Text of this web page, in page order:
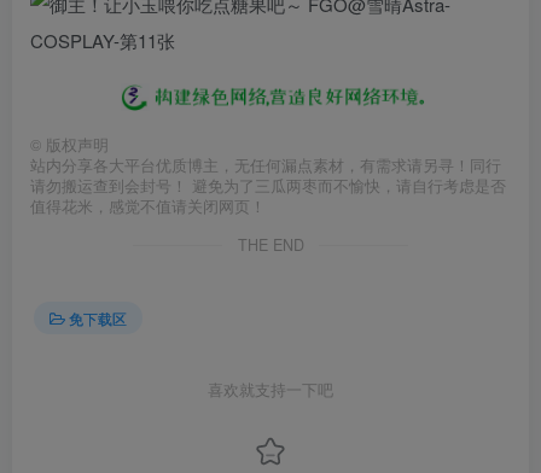
© 版权声明
站内分享各大平台优质博主，无任何漏点素材，有需求请另寻！同行
请勿搬运查到会封号！ 避免为了三瓜两枣而不愉快，请自行考虑是否
值得花米，感觉不值请关闭网页！
THE END
免下载区
喜欢就支持一下吧